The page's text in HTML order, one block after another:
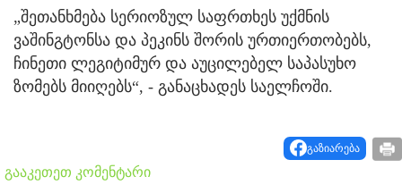
„შეთანხმება სერიოზულ საფრთხეს უქმნის
ვაშინგტონსა და პეკინს შორის ურთიერთობებს,
ჩინეთი ლეგიტიმურ და აუცილებელ საპასუხო
ზომებს მიიღებს“, - განაცხადეს საელჩოში.
გაზიარება
გააკეთეთ კომენტარი